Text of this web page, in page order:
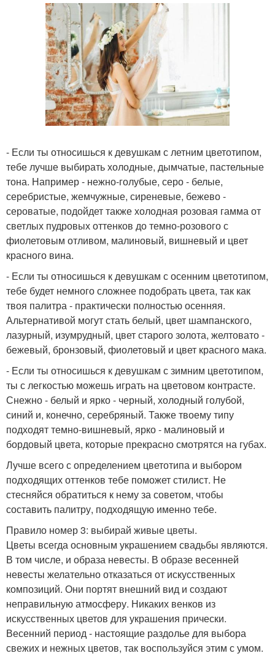
- Если ты относишься к девушкам с летним цветотипом,
тебе лучше выбирать холодные, дымчатые, пастельные
тона. Например - нежно-голубые, серо - белые,
серебристые, жемчужные, сиреневые, бежево -
сероватые, подойдет также холодная розовая гамма от
светлых пудровых оттенков до темно-розового с
фиолетовым отливом, малиновый, вишневый и цвет
красного вина.
- Если ты относишься к девушкам с осенним цветотипом,
тебе будет немного сложнее подобрать цвета, так как
твоя палитра - практически полностью осенняя.
Альтернативой могут стать белый, цвет шампанского,
лазурный, изумрудный, цвет старого золота, желтовато -
бежевый, бронзовый, фиолетовый и цвет красного мака.
- Если ты относишься к девушкам с зимним цветотипом,
ты с легкостью можешь играть на цветовом контрасте.
Снежно - белый и ярко - черный, холодный голубой,
синий и, конечно, серебряный. Также твоему типу
подходят темно-вишневый, ярко - малиновый и
бордовый цвета, которые прекрасно смотрятся на губах.
Лучше всего с определением цветотипа и выбором
подходящих оттенков тебе поможет стилист. Не
стесняйся обратиться к нему за советом, чтобы
составить палитру, подходящую именно тебе.
Правило номер 3: выбирай живые цветы.
Цветы всегда основным украшением свадьбы являются.
В том числе, и образа невесты. В образе весенней
невесты желательно отказаться от искусственных
композиций. Они портят внешний вид и создают
неправильную атмосферу. Никаких венков из
искусственных цветов для украшения прически.
Весенний период - настоящие раздолье для выбора
свежих и нежных цветов, так воспользуйся этим с умом.